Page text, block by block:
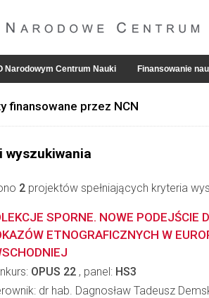
Narodowym Centrum Nauki Finansowanie
finansowane przez NCN
wyszukiwania
2 projektów spełniających kryteria
SPORNE. NOWE PODEJŚCIE
ETNOGRAFICZNYCH W
OPUS 22 , panel: HS3
dr hab. Dagnosław Tadeusz